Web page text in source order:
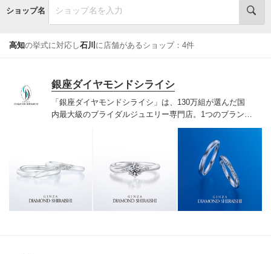
ショップ名
高知の挙式に対応し石川 に店舗があるショップ：4件
銀座ダイヤモンドシライシ
「銀座ダイヤモンドシライシ」は、130万組が選んだ国
内最大級のブライダルジュエリー専門店。1つのブランド
では国内最大級の700種類以上の豊富なデザインを取り
揃え、ふたりの「似合う」と「好き」を同時に叶えた満
足の選択ができる指輪をご提案しています。多くのお客
様にご満足いただけている、一生身に着けるための指輪
のクオリティや購入後のアフターサービスをぜひ一度店
頭でお確かめください。